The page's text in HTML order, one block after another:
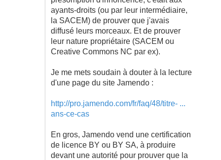
ayants-droits (ou par leur intermédiaire,
la SACEM) de prouver que j'avais
diffusé leurs morceaux. Et de prouver
leur nature propriétaire (SACEM ou
Creative Commons NC par ex).
Je me mets soudain à douter à la lecture
d'une page du site Jamendo :
http://pro.jamendo.com/fr/faq/48/titre- ...
ans-ce-cas
En gros, Jamendo vend une certification
de licence BY ou BY SA, à produire
devant une autorité pour prouver que la